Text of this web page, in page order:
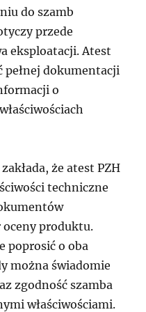
do szamb
przede
eksploatacji. Atest
pełnej dokumentacji
o
że atest PZH
techniczne
oceny produktu.
poprosić o oba
można świadomie
zgodność szamba
właściwościami.